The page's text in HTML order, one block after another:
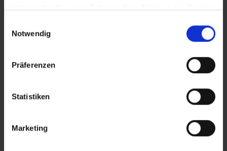
Notwendig
Präferenzen
Statistiken
Marketing